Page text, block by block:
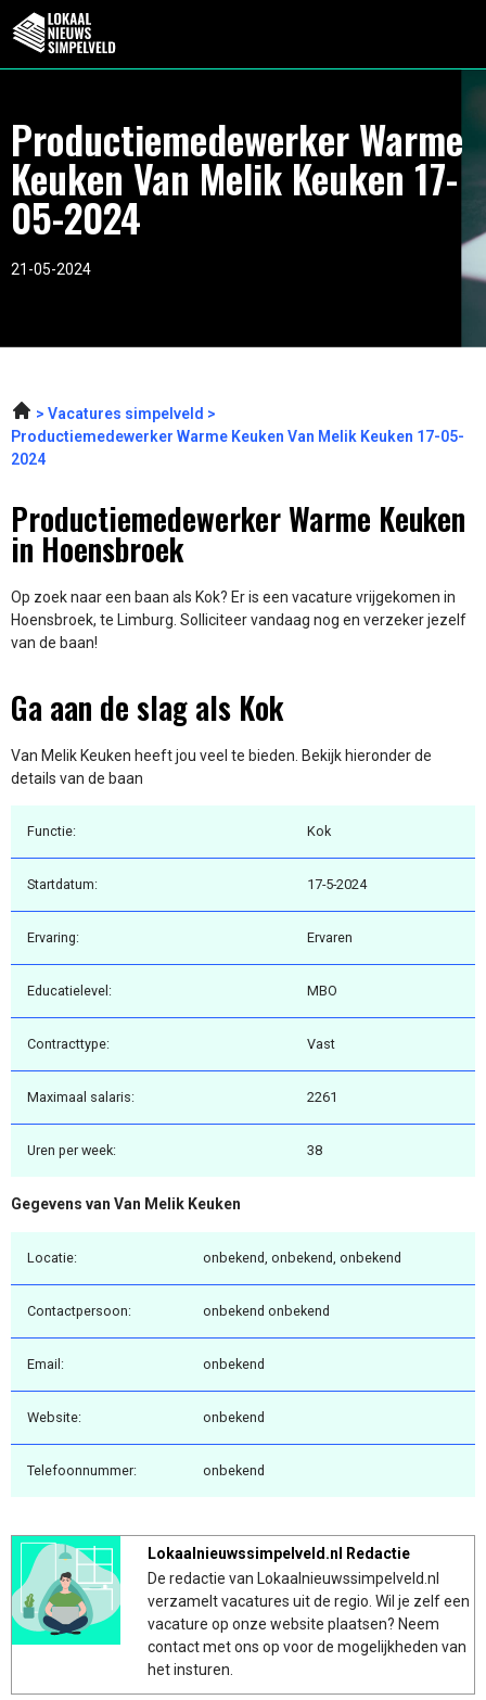
Productiemedewerker Warme
Keuken Van Melik Keuken 17-
05-2024
21-05-2024
Vacatures simpelveld
Productiemedewerker Warme Keuken Van Melik Keuken 17-05-
2024
Productiemedewerker Warme Keuken
in Hoensbroek
Op zoek naar een baan als Kok? Er is een vacature vrijgekomen in
Hoensbroek, te Limburg. Solliciteer vandaag nog en verzeker jezelf
van de baan!
Ga aan de slag als Kok
Van Melik Keuken heeft jou veel te bieden. Bekijk hieronder de
details van de baan
Functie: Kok
Startdatum: 17-5-2024
Ervaring: Ervaren
Educatielevel: MBO
Contracttype: Vast
Maximaal salaris: 2261
Uren per week: 38
Gegevens van Van Melik Keuken
Locatie: onbekend, onbekend, onbekend
Contactpersoon: onbekend onbekend
Email: onbekend
Website: onbekend
Telefoonnummer: onbekend
Lokaalnieuwssimpelveld.nl Redactie
De redactie van Lokaalnieuwssimpelveld.nl
verzamelt vacatures uit de regio. Wil je zelf een
vacature op onze website plaatsen? Neem
contact met ons op voor de mogelijkheden van
het insturen.